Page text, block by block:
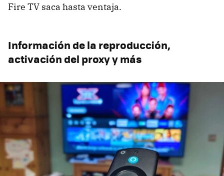
Fire TV saca hasta ventaja.
Información de la reproducción,
activación del proxy y más